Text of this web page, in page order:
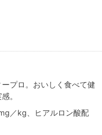
プロ。おいしく食べて健
。
／kg、ヒアルロン酸配